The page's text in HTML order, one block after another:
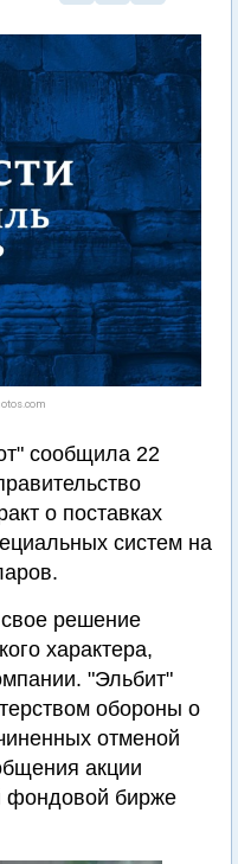
сообщила 22
о поставках
систем на
решение
характера,
"Эльбит"
обороны о
отменой
акции
фондовой бирже